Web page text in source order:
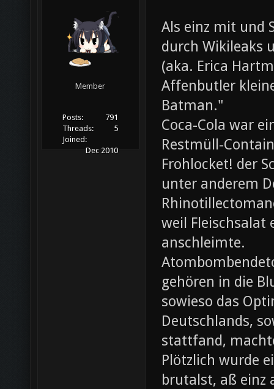
Member
Posts:
791
Threads:
5
Joined:
Dec 2010
Als einz mit und
durch Wikileaks
(aka. Erica
Affenbutler
Batman."
Coca-Cola war
Restmüll-
Frohlocket! der
unter anderem
weil Fleischsalat
anschleimte.
gehören in die
sowieso das
Deutschlands,
stattfand,
Plötzlich wurde
brutalst, aß einz